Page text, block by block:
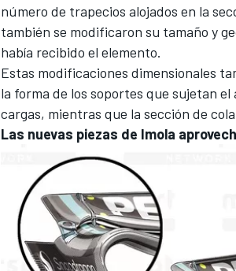
MÁS CATEGORÍAS
número de trapecios alojados en la
también se modificaron su tamaño y
había recibido el elemento.
Estas modificaciones dimensionales
la forma de los soportes que sujetan
cargas, mientras que la sección de
Las nuevas piezas de Imola